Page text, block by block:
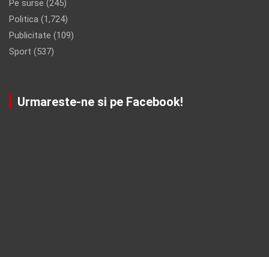
Pe surse (245)
Politica (1,724)
Publicitate (109)
Sport (537)
Urmareste-ne si pe Facebook!